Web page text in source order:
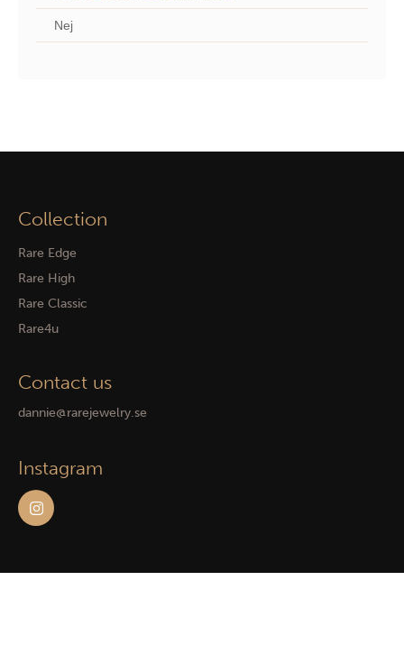
Nej
Collection
Rare Edge
Rare High
Rare Classic
Rare4u
Contact us
dannie@rarejewelry.se
Instagram